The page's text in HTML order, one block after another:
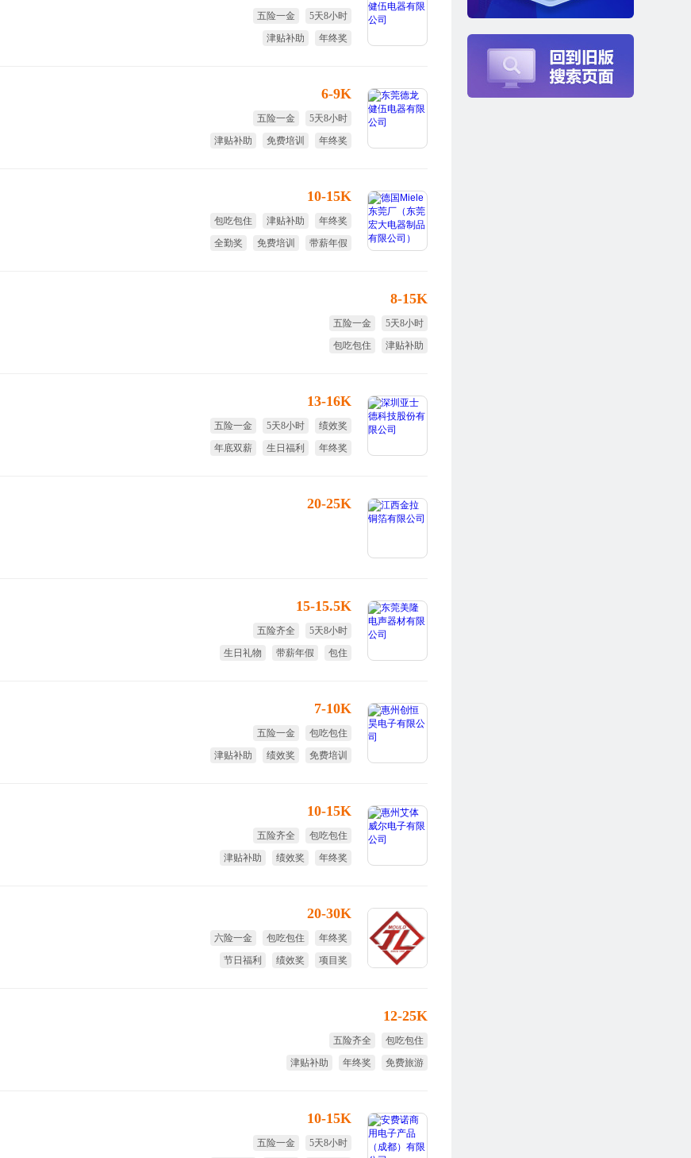
五险一金
5天8小时
津贴补助
年终奖
6-9K
五险一金
5天8小时
津贴补助
免费培训
年终奖
10-15K
包吃包住 津贴补助
年终奖
全勤奖
免费培训 带薪年假
8-15K
五险一金
5天8小时
包吃包住
津贴补助
13-16K
五险一金 5天8小时
绩效奖
年底双薪
生日福利 年终奖
20-25K
15-15.5K
五险齐全
5天8小时
生日礼物
带薪年假 包住
7-10K
五险一金
包吃包住
津贴补助
绩效奖
免费培训
10-15K
五险齐全
包吃包住
津贴补助
绩效奖
年终奖
20-30K
六险一金 包吃包住
年终奖
节日福利
绩效奖 项目奖
12-25K
五险齐全
包吃包住
津贴补助
年终奖
免费旅游
10-15K
五险一金
5天8小时